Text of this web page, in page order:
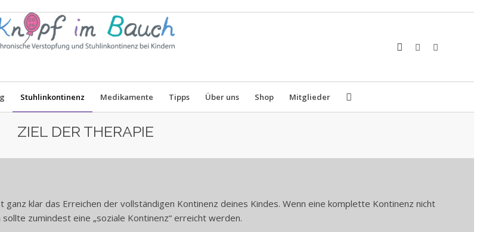
Stuhlinkontinenz Medikamente Tipps Über uns Shop Mitglieder
ZIEL DER THERAPIE
ganz klar das Erreichen der vollständigen Kontinenz deines Kindes. Wenn eine komplette Kontinenz nicht
zumindest eine „soziale Kontinenz“ erreicht werden.